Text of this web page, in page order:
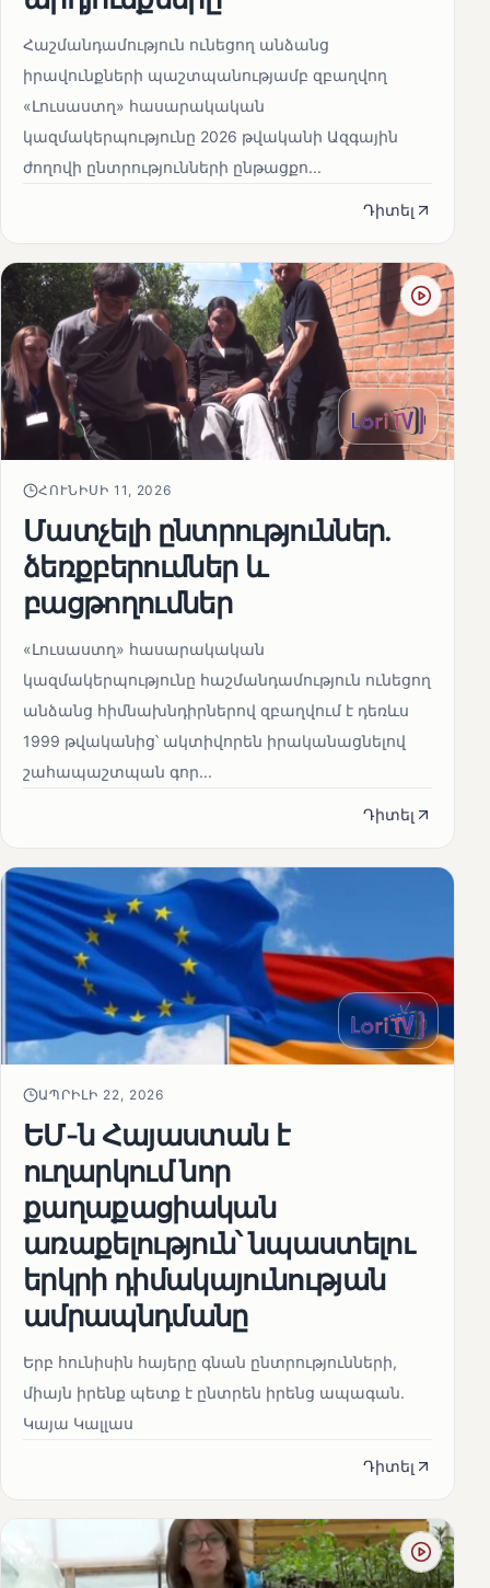
Հաշմանդամություն ունեցող անձանց
իրավունքների պաշտպանությամբ զբաղվող
«Լուսաստղ» հասարակական
կազմակերպությունը 2026 թվականի Ազգային
ժողովի ընտրությունների ընթացքո...
Դիտել
ՀՈՒՆԻՍԻ 11, 2026
Մատչելի ընտրություններ.
ձեռքբերումներ և
բացթողումներ
«Լուսաստղ» հասարակական
կազմակերպությունը հաշմանդամություն ունեցող
անձանց հիմնախնդիրներով զբաղվում է դեռևս
1999 թվականից՝ ակտիվորեն իրականացնելով
շահապաշտպան գոր...
Դիտել
ԱՊՐԻԼԻ 22, 2026
ԵՄ-ն Հայաստան է
ուղարկում նոր
քաղաքացիական
առաքելություն՝ նպաստելու
երկրի դիմակայունության
ամրապնդմանը
Երբ հունիսին հայերը գնան ընտրությունների,
միայն իրենք պետք է ընտրեն իրենց ապագան.
Կայա Կալլաս
Դիտել